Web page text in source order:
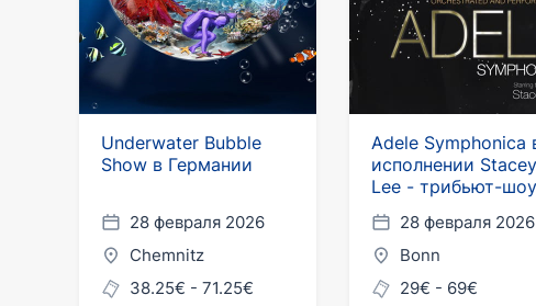
Underwater Bubble
Show в Германии
28 февраля 2026
Chemnitz
38.25€ - 71.25€
Adele Symphonica
исполнении Stacey
Lee - трибьют-шоу
Лондона
28 февраля 2026
Bonn
29€ - 69€